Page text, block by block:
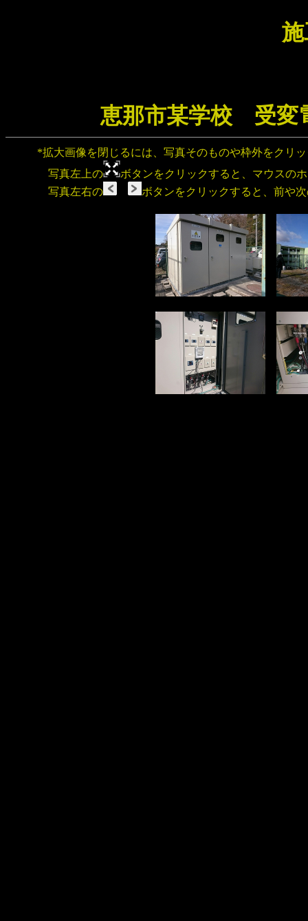
恵那市某学校 受変
*拡大画像を閉じるには、写真そのものや枠外をクリ
写真左上の
ボタンをクリックすると、マウスの
写真左右の
ボタンをクリックすると、前や